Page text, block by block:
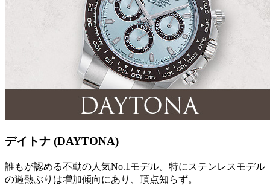
デイトナ (DAYTONA)
誰もが認める不動の人気No.1モデル。特にステンレスモデル
の過熱ぶりは増加傾向にあり、頂点知らず。